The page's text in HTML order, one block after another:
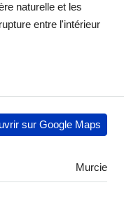
naturelle et les
entre l'intérieur
sur Google Maps
Murcie